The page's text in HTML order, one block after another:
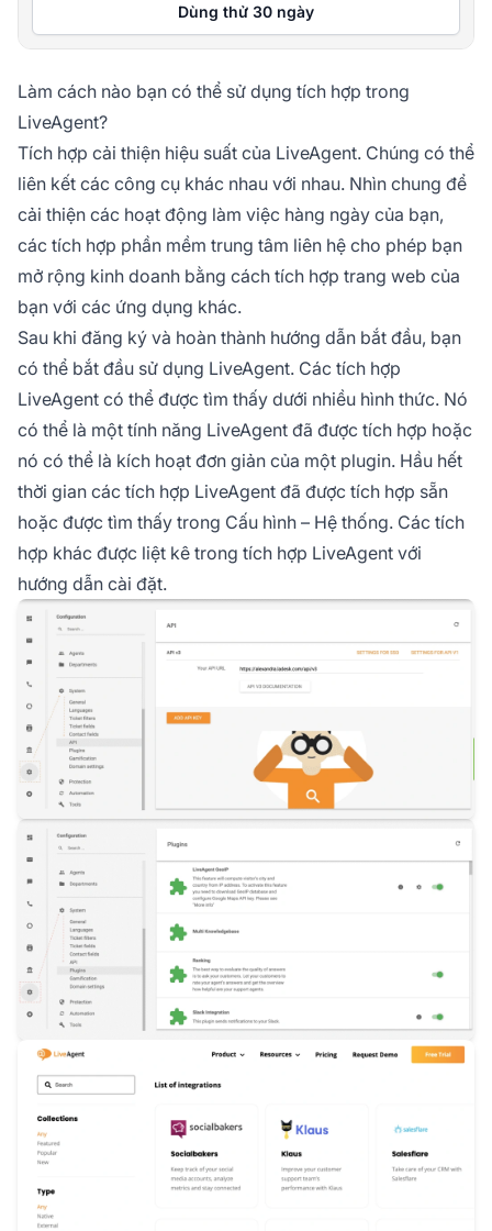
Dùng thử 30 ngày
Làm cách nào bạn có thể sử dụng tích hợp trong
LiveAgent?
Tích hợp cải thiện hiệu suất của LiveAgent. Chúng có thể
liên kết các công cụ khác nhau với nhau. Nhìn chung để
cải thiện các hoạt động làm việc hàng ngày của bạn,
các tích hợp phần mềm trung tâm liên hệ cho phép bạn
mở rộng kinh doanh bằng cách tích hợp trang web của
bạn với các ứng dụng khác.
Sau khi đăng ký và hoàn thành hướng dẫn bắt đầu, bạn
có thể bắt đầu sử dụng LiveAgent. Các tích hợp
LiveAgent có thể được tìm thấy dưới nhiều hình thức. Nó
có thể là một tính năng LiveAgent đã được tích hợp hoặc
nó có thể là kích hoạt đơn giản của một plugin. Hầu hết
thời gian các tích hợp LiveAgent đã được tích hợp sẵn
hoặc được tìm thấy trong Cấu hình – Hệ thống. Các tích
hợp khác được liệt kê trong tích hợp LiveAgent với
hướng dẫn cài đặt.